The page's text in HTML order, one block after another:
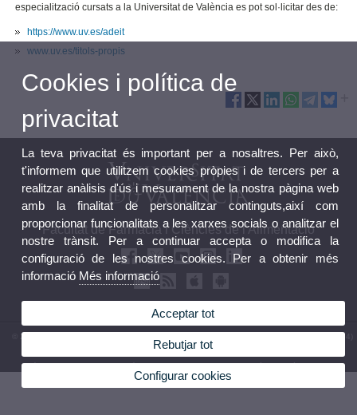
especialització cursats a la Universitat de València es pot sol·licitar des de:
https://www.uv.es/adeit
www.uv.es/titols-propis
Facultat de Farmàcia i Ciències de l'Alimentació
© 2026 UV. - Av. de Vicent Andrés Estellés 22 46100 Burjassot. València. Espanya. Tel (+34)
963 86 41 00
Avís legal|Accessibilitat|Política privacitat|Cookies|Transparència|Bústia Facultat
Cookies i política de
privacitat
La teva privacitat és important per a nosaltres. Per això,
t'informem que utilitzem cookies pròpies i de tercers per a
realitzar anàlisis d'ús i mesurament de la nostra pàgina web
amb la finalitat de personalitzar continguts,així com
proporcionar funcionalitats a les xarxes socials o analitzar el
nostre trànsit. Per a continuar accepta o modifica la
configuració de les nostres cookies. Per a obtenir més
informació Més informació
Acceptar tot
Rebutjar tot
Configurar cookies